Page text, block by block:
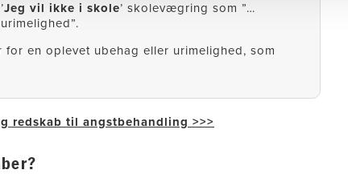
Jeg vil ikke i skole’ skolevægring som ”…
en oplevet ubehag eller urimelighed, som
redskab til angstbehandling >>>